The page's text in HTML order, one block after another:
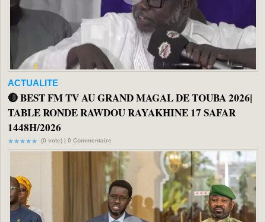
ACTUALITE
🔴 BEST FM TV AU GRAND MAGAL DE TOUBA 2026|
TABLE RONDE RAWDOU RAYAKHINE 17 SAFAR
1448H/2026
(0 vote) | 0 Commentaire